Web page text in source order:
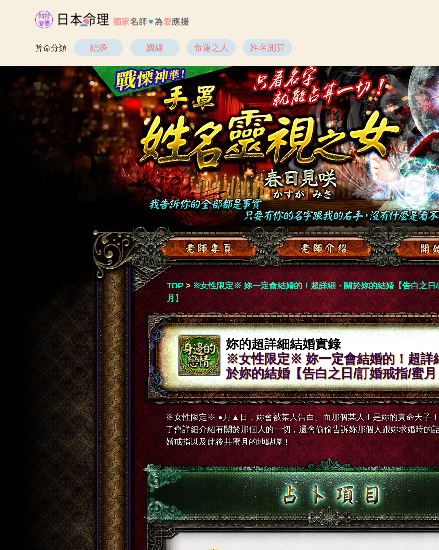
算命分類 結婚 姻緣 命運之人 姓名測算
TOP> ※女性限定※ 妳一定會結婚的！超詳細・關於妳的結婚【告白之日
月】
妳的超詳細結婚實錄
※女性限定※ 妳一定會結婚的！超詳
於妳的結婚【告白之日/訂婚戒指/蜜月
※女性限定※ ●月▲日，妳會被某人告白。而那個某人正是妳的真命天子
了會詳細介紹有關於那個人的一切，還會偷偷告訴妳那個人跟妳求婚時的
婚戒指以及此後共蜜月的地點喔！